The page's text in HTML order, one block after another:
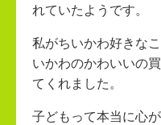
れていたようです。
私がちいかわ好きな
いかわのかわいいの
てくれました。
子どもって本当に心